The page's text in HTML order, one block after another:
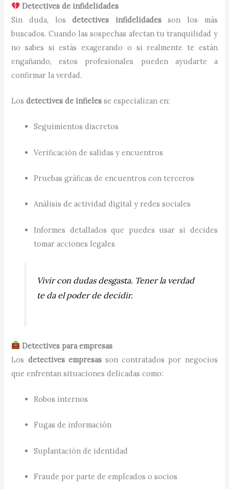
Detectives de infidelidades
Sin duda, losdetectives infidelidadesson los más
buscados. Cuando las sospechas afectan tu tranquilidad y
no sabes si estás exagerando o si realmente te están
engañando, estos profesionales pueden ayudarte a
confirmar la verdad.
Losdetectives de infieles se especializan en:
Seguimientos discretos
Verificación de salidas y encuentros
Pruebas gráficas de encuentros con terceros
Análisis de actividad digital y redes sociales
Informes detallados que puedes usar si decides
tomar acciones legales
Vivir con dudas desgasta. Tener la verdad
te da el poder de decidir.
Detectives para empresas
Los detectives empresasson contratados por negocios
que enfrentan situaciones delicadas como:
Robos internos
Fugas de información
Suplantación de identidad
Fraude por parte de empleados o socios